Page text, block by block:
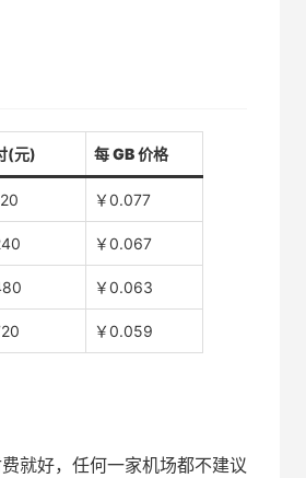
(元) 每 GB 价格
￥0.077
￥0.067
￥0.063
￥0.059
就好，任何一家机场都不建议